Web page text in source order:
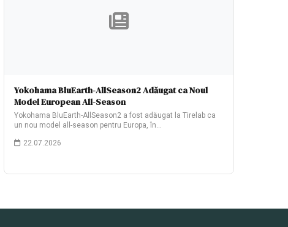
Yokohama BluEarth-AllSeason2 Adăugat ca Noul
Model European All-Season
Yokohama BluEarth-AllSeason2 a fost adăugat la Tirelab ca
un nou model all-season pentru Europa, în…
22.07.2026